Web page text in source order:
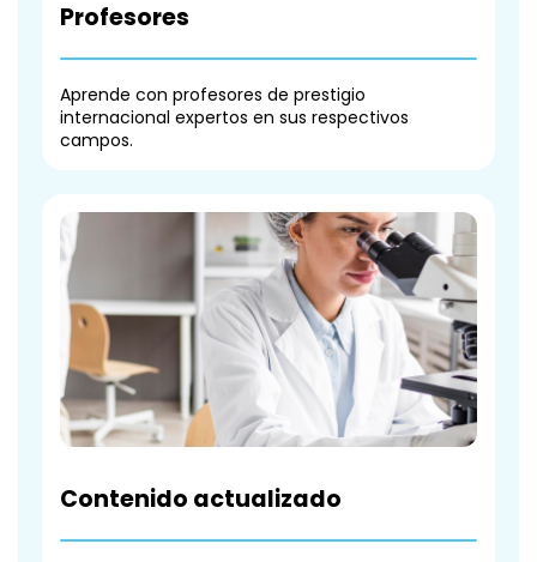
Profesores
Aprende con profesores de prestigio
internacional expertos en sus respectivos
campos.
Contenido actualizado